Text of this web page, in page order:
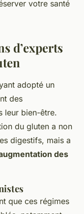
votre santé
d’experts
adopté un
des
leur bien-être.
du gluten a non
digestifs, mais a
des
que ces régimes